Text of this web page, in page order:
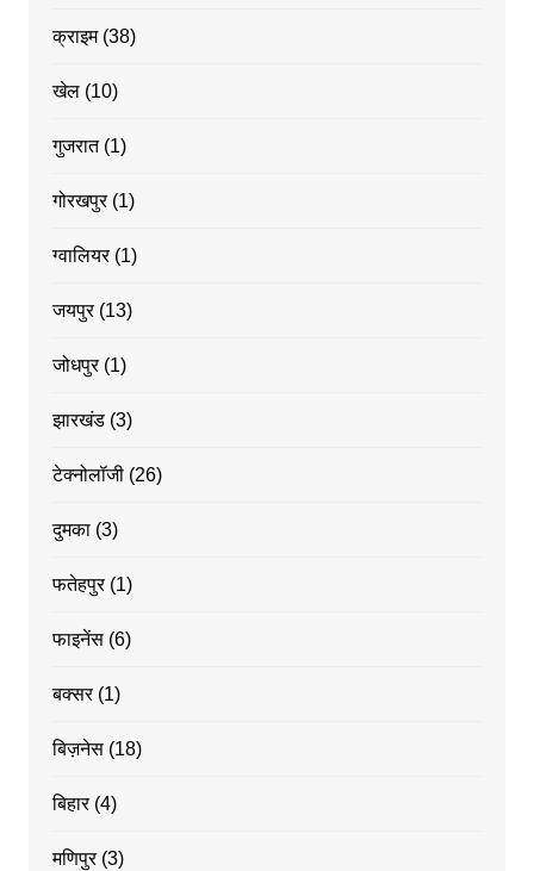
क्राइम(38)
खेल(10)
गुजरात(1)
गोरखपुर(1)
ग्वालियर(1)
जयपुर(13)
जोधपुर(1)
झारखंड(3)
टेक्नोलॉजी(26)
दुमका(3)
फतेहपुर(1)
फाइनेंस(6)
बक्सर(1)
बिज़नेस(18)
बिहार(4)
मणिपुर(3)